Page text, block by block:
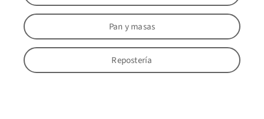
Pan y masas
Repostería